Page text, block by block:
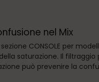
nel Mix
CONSOLE per
saturazione. Il filtraggio
può prevenire la